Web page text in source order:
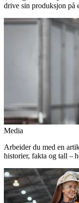
drive sin produksjon på
Media
Arbeider du med en
historier, fakta og tall –